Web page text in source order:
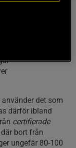
det som
därför ibland
certifierade
bort från
ungefär 80-100